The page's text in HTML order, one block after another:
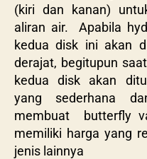
(kiri dan kanan)
aliran air. Apabila
kedua disk ini akan
derajat, begitupun
kedua disk akan
yang sederhana
membuat butterfly
memiliki harga yang
jenis lainnya